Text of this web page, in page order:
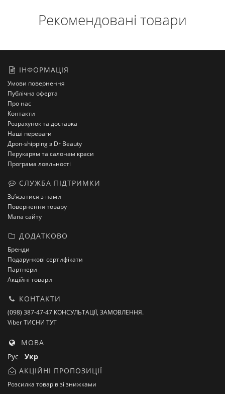
Рекомендовані товари
ІНФОРМАЦІЯ
Умови повернення
Публічна оферта
Про нас
Контакти
Розрахунок та доставка
Наші переваги
Дроп-shipping з Dr Beauty
Перукарям та салонам краси
Програма лояльності
СЛУЖБА ПІДТРИМКИ
Зв’язатися з нами
Повернення товару
Мапа сайту
ДОДАТКОВО
Бренди
Подарункові сертифікати
Партнери
Акційні товари
КОНТАКТИ
(098) 387-47-47 КОНСУЛЬТАЦІЇ, ЗАМОВЛЕННЯ.
Viber ТИСНИ ТУТ
МОВА
Рус Укр
АКЦІЙНІ ПРОПОЗИЦІЇ
Розсилка товарів зі знижками